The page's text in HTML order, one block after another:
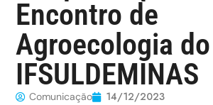
Encontro de
Agroecologia do
IFSULDEMINAS
Comunicação 14/12/2023